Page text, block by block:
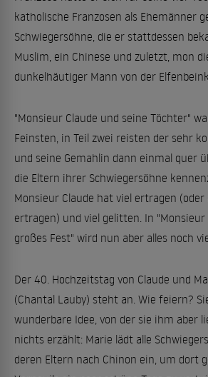
katholische Franzosen als Ehemänner
Schwiegersöhne, die er stattdessen
Muslim, ein Chinese und zuletzt, mon
dunkelhäutiger Mann von der
"Monsieur Claude und seine Töchter"
Feinsten, in Teil zwei reisten der sehr
und seine Gemahlin dann einmal quer
die Eltern ihrer Schwiegersöhne
Monsieur Claude hat viel ertragen
ertragen) und viel gelitten. In "Monsieur
großes Fest" wird nun aber alles noch
Der 40. Hochzeitstag von Claude und
(Chantal Lauby) steht an. Wie feiern?
wunderbare Idee, von der sie ihm aber
nichts erzählt: Marie lädt alle
deren Eltern nach Chinon ein, um dort